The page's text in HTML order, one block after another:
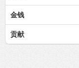
金钱
贡献